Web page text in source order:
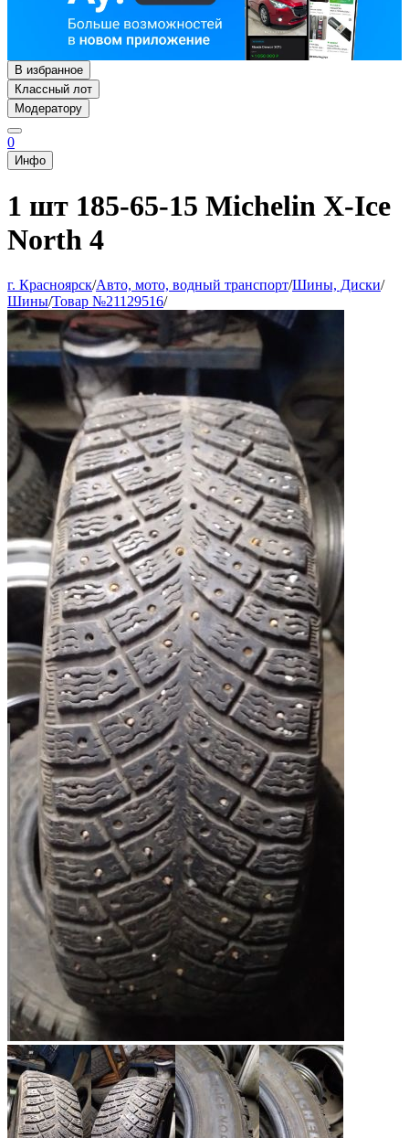
В избранное
Классный лот
Модератору
0
Инфо
1 шт 185-65-15 Michelin X-Ice
North 4
г. Красноярск/Авто, мото, водный транспорт/Шины, Диски/
Шины/Товар №21129516/